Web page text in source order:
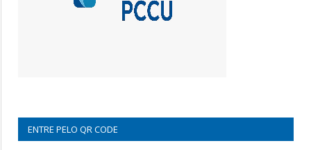
ENTRE PELO QR CODE